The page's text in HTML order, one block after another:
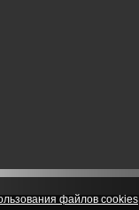
файлов cookies